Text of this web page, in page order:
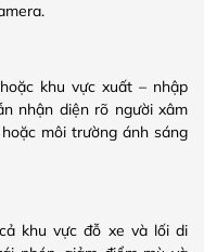
khu vực xuất – nhập
nhận diện rõ người xâm
môi trường ánh sáng
khu vực đỗ xe và lối di